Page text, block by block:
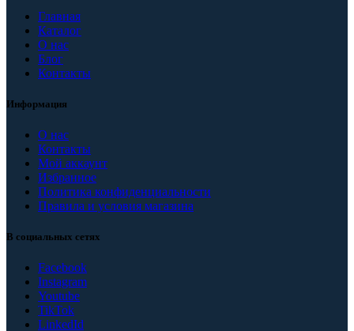
Главная
Каталог
О нас
Блог
Контакты
Информация
О нас
Контакты
Мой аккаунт
Избранное
Политика конфиденциальности
Правила и условия магазина
В социальных сетях
Facebook
Instagram
Youtube
TikTok
LinkedId